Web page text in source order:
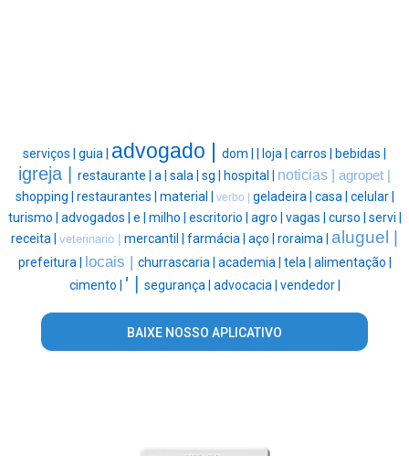
serviços | guia | advogado | dom | | loja | carros | bebidas |
igreja | restaurante | a | sala | sg | hospital | noticias | agropet |
shopping | restaurantes | material | verbo | geladeira | casa | celular |
turismo | advogados | e | milho | escritorio | agro | vagas | curso | servi |
receita | veterinario | mercantil | farmácia | aço | roraima | aluguel |
prefeitura | locais | churrascaria | academia | tela | alimentação |
cimento | ' | segurança | advocacia | vendedor |
BAIXE NOSSO APLICATIVO